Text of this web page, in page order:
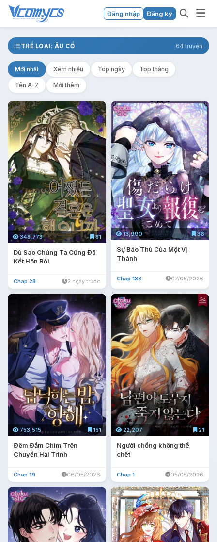
Đăng nhập Đăng ký
THỂ LOẠI: ÂU CỔ 64 truyện
Mới nhất Xem nhiều Top ngày Top tháng
Tên A-Z Mới thêm
348,773 81
Dù Sao Chúng Ta Cũng Đã
Kết Hôn Rồi
Chap 28 2 ngày trước
13,990 36
Sự Báo Thù Của Một Vị
Thánh
Chap 138 07/05/2026
753,515 151
Đêm Đắm Chìm Trên
Chuyến Hải Trình
Chap 19 06/05/2026
22,207 21
Người chồng không thể
chết
Chap 1 05/05/2026